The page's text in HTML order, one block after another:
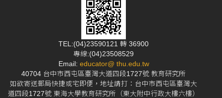
TEL:(04)23590121 轉 36900
專線:(04)23508529
Email: educator@ thu.edu.tw
40704 台中市西屯區臺灣大道四段1727號 教育研究所
如欲寄送郵局快捷或宅即便，地址請打：台中市西屯區臺灣大
道四段1727號 東海大學教育研究所（東大附中行政大樓六樓）